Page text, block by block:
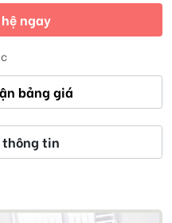
ngay
bảng giá
thông tin